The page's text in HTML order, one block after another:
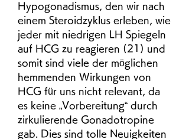
Hypogonadismus, den wir nach
einem Steroidzyklus erleben, wie
jeder mit niedrigen LH Spiegeln
auf HCG zu reagieren (21) und
somit sind viele der möglichen
hemmenden Wirkungen von
HCG für uns nicht relevant, da
es keine „Vorbereitung“ durch
zirkulierende Gonadotropine
gab. Dies sind tolle Neuigkeiten